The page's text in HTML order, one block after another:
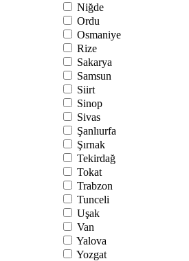
Niğde
Ordu
Osmaniye
Rize
Sakarya
Samsun
Siirt
Sinop
Sivas
Şanlıurfa
Şırnak
Tekirdağ
Tokat
Trabzon
Tunceli
Uşak
Van
Yalova
Yozgat